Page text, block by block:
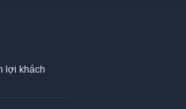
lợi khách